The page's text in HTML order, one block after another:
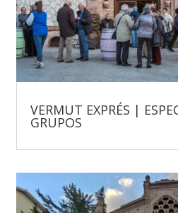
VERMUT EXPRÉS |
GRUPOS